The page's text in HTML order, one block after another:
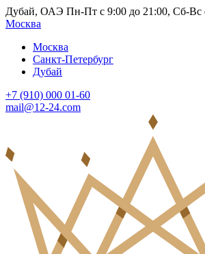
Дубай, ОАЭ Пн-Пт с 9:00 до 21:00, Сб-Вс
Москва
Москва
Санкт-Петербург
Дубай
+7 (910) 000 01-60
mail@12-24.com